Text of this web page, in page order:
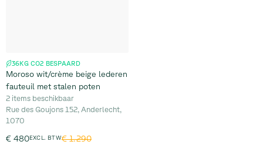
36KG CO2 BESPAARD
Moroso wit/crème beige lederen
fauteuil met stalen poten
2 items beschikbaar
Rue des Goujons 152, Anderlecht,
1070
€ 480EXCL. BTW€ 1.290